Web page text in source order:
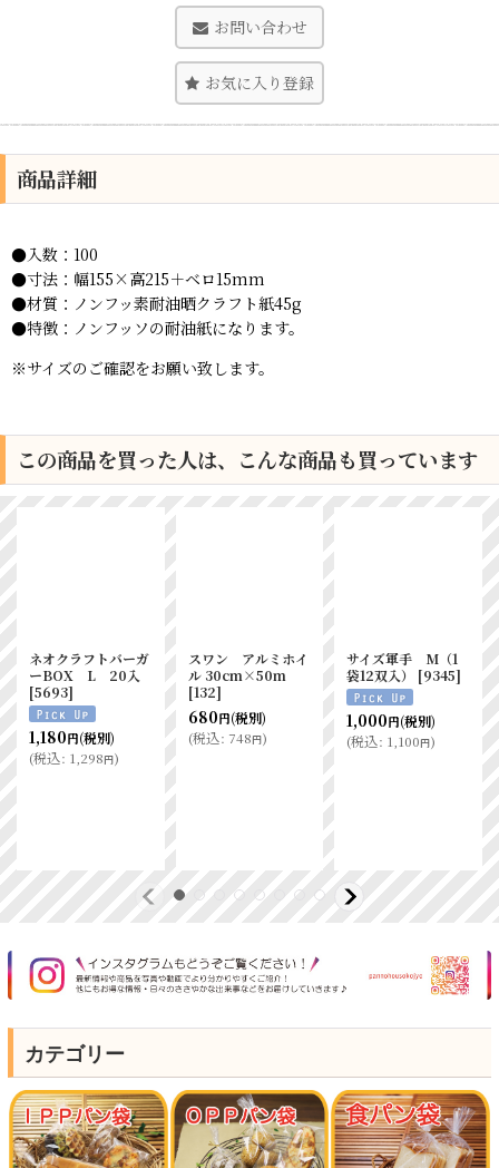
お問い合わせ
お気に入り登録
商品詳細
●入数：100
●寸法： 幅155×高215＋ベロ15mm
●材質： ノンフッ素耐油晒クラフト紙45g
●特徴：ノンフッソの耐油紙になります。
※サイズのご確認をお願い致します。
この商品を買った人は、こんな商品も買っています
ネオクラフトバーガ
ーBOX L 20入
[5693]
1,180円(税別)
(税込: 1,298円)
スワン アルミホイ
ル 30cm×50m
[132]
680円(税別)
(税込: 748円)
サイズ軍手 M（1
袋12双入）
[9345]
1,000円(税別)
(税込: 1,100円)
カテゴリー